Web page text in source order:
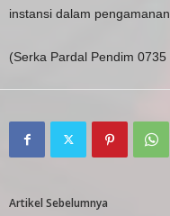
instansi dalam
(Serka Pardal Pendim 0735
Artikel Sebelumnya